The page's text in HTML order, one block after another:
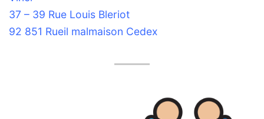
37 – 39 Rue Louis Bleriot
92 851 Rueil malmaison Cedex